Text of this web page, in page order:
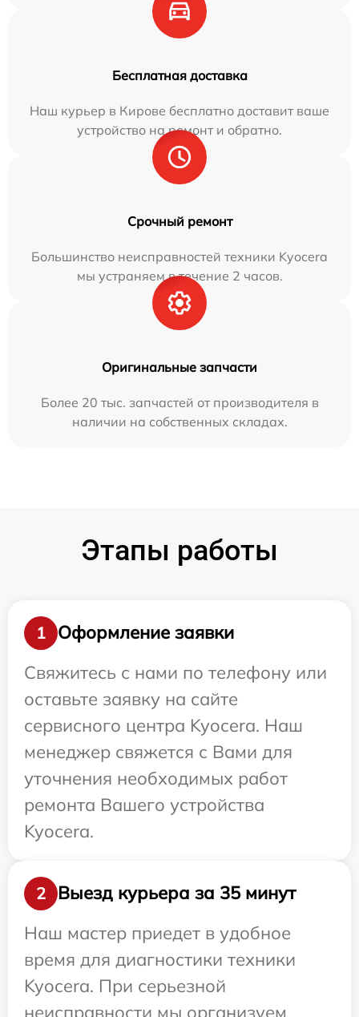
Бесплатная доставка
Наш курьер в Кирове бесплатно доставит ваше
устройство на ремонт и обратно.
Срочный ремонт
Большинство неисправностей техники Kyocera
мы устраняем в течение 2 часов.
Оригинальные запчасти
Более 20 тыс. запчастей от производителя в
наличии на собственных складах.
Этапы работы
1
Оформление заявки
Свяжитесь с нами по телефону или
оставьте заявку на сайте
сервисного центра Kyocera. Наш
менеджер свяжется с Вами для
уточнения необходимых работ
ремонта Вашего устройства
Kyocera.
2
Выезд курьера за 35 минут
Наш мастер приедет в удобное
время для диагностики техники
Kyocera. При серьезной
неисправности мы организуем